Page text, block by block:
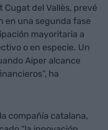
Cugat del Vallès, prevé
en una segunda fase
mayoritaria a
o en especie. Un
Aiper alcance
ha
compañía catalana,